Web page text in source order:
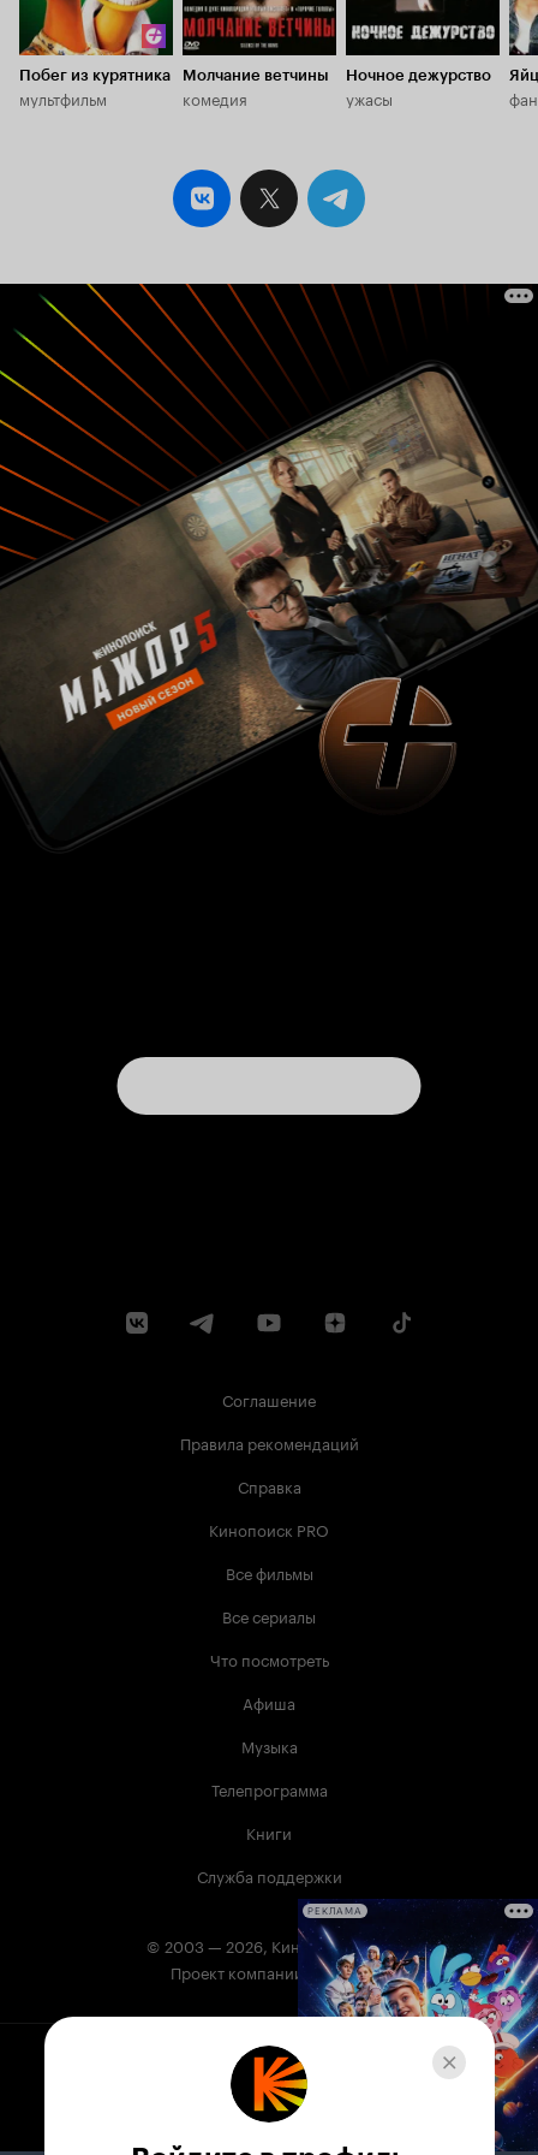
Побег из курятника
мультфильм
Молчание ветчины
комедия
Ночное дежурство
ужасы
Соглашение
Правила рекомендаций
Справка
Кинопоиск PRO
Все фильмы
Все сериалы
Что посмотреть
Афиша
Музыка
Телепрограмма
Книги
Служба поддержки
© 2003 — 2026, Кинопоиск 18+
Проект компании
Сервис Кинопоиск может содержать информацию,
не предназначенную для несовершеннолетних.
На Кинопоиске есть фильмы и сериалы, в которых
упоминаются наркотики. Незаконное потребление
наркотических средств, психотропных веществ, их
РЕКЛАМА